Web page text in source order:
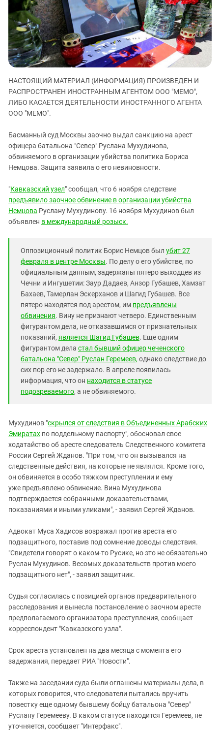
ЗАСТАВЛЯЕТ
КАВКАЗ ЗА ПАЛЕСТИНУ
ИНАКОМЫСЛИЕ В ЧЕЧНЕ
ПРЕСЛЕДОВАНИЕ АКТИВИСТОВ
МОБИЛИЗАЦИЯ И ПРОТЕСТЫ
Дагестан
Ингушетия
Кабардино-Балкария
Калмыкия
Карачаево-Черкесия
Краснодарский край
Нагорный Карабах
Российская Федерация
Ростовская область
Северная Осетия - Алания
СКФО
Чечня
Южная Осетия
Южный Кавказ
НАСТОЯЩИЙ МАТЕРИАЛ (ИНФОРМАЦИЯ) ПРОИЗВЕДЕН И
РАСПРОСТРАНЕН ИНОСТРАННЫМ АГЕНТОМ ООО "МЕМО",
ЛИБО КАСАЕТСЯ ДЕЯТЕЛЬНОСТИ ИНОСТРАННОГО АГЕНТА
ООО "МЕМО".
Басманный суд Москвы заочно выдал санкцию на арест
офицера батальона "Север" Руслана Мухудинова,
обвиняемого в организации убийства политика Бориса
Немцова. Защита заявила о его невиновности.
"Кавказский узел" сообщал, что 6 ноября следствие
предъявило заочное обвинение в организации убийства
Немцова Руслану Мухудинову. 16 ноября Мухудинов был
объявлен в международный розыск.
Оппозиционный политик Борис Немцов был убит 27
февраля в центре Москвы. По делу о его убийстве, по
официальным данным, задержаны пятеро выходцев из
Чечни и Ингушетии: Заур Дадаев, Анзор Губашев, Хамзат
Бахаев, Тамерлан Эскерханов и Шагид Губашев. Все
пятеро находятся под арестом, им предъявлены
обвинения. Вину не признают четверо. Единственным
фигурантом дела, не отказавшимся от признательных
показаний, является Шагид Губашев. Еще одним
фигурантом дела стал бывший офицер чеченского
батальона "Север" Руслан Геремеев, однако следствие до
сих пор его не задержало. В апреле появилась
информация, что он находится в статусе
подозреваемого, а не обвиняемого.
Мухудинов "скрылся от следствия в Объединенных Арабских
Эмиратах по поддельному паспорту", обосновал свое
ходатайство об аресте следователь Следственного комитета
России Сергей Жданов. "При том, что он вызывался на
следственные действия, на которые не являлся. Кроме того,
он обвиняется в особо тяжком преступлении и ему
уже предъявлено обвинение. Вина Мухудинова
подтверждается собранными доказательствами,
показаниями и иными уликами", - заявил Сергей Жданов.
Адвокат Муса Хадисов возражал против ареста его
подзащитного, поставив под сомнение доводы следствия.
"Свидетели говорят о каком-то Русике, но это не обязательно
Руслан Мухудинов. Весомых доказательств против моего
подзащитного нет", - заявил защитник.
Судья согласилась с позицией органов предварительного
расследования и вынесла постановление о заочном аресте
предполагаемого организатора преступления, сообщает
корреспондент "Кавказского узла".
Срок ареста установлен на два месяца с момента его
задержания, передает РИА "Новости".
Также на заседании суда были оглашены материалы дела, в
которых говорится, что следователи пытались вручить
повестку еще одному бывшему бойцу батальона "Север"
Руслану Геремееву. В каком статусе находится Геремеев, не
уточняется, сообщает "Интерфакс".